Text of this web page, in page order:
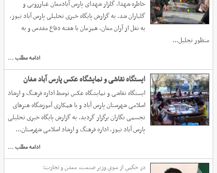
همزمان با هفته دفاع مقدس و به منظور گرامیداشت یاد و
خاطره شهدا، گلزار شهدای پارس آبادمغان غبارروبی و
گلباران شد. به گزارش پایگاه خبری تحلیلی پارس آباد نیوز،
ادامه مطلب ...
ایستگاه نقاشی و نمایشگاه عکس پارس آباد مغان
ایستگاه نقاشی و نمایشگاه عکس توسط اداره فرهنگ و ارشاد
اسلامی شهرستان پارس آباد و با همکاری آموزشگاه هنرهای
تجسمی نگاران برگزار گردید. به گزارش پایگاه خبری تحلیلی
پارس آباد نیوز، اداره فرهنگ و ارشاد اسلامی شهرستان...